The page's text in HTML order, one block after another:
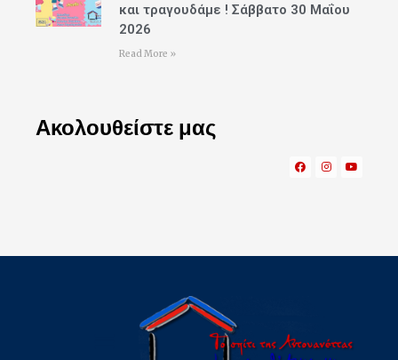
και τραγουδάμε ! Σάββατο 30 Μαΐου
2026
Read More »
Ακολουθείστε μας